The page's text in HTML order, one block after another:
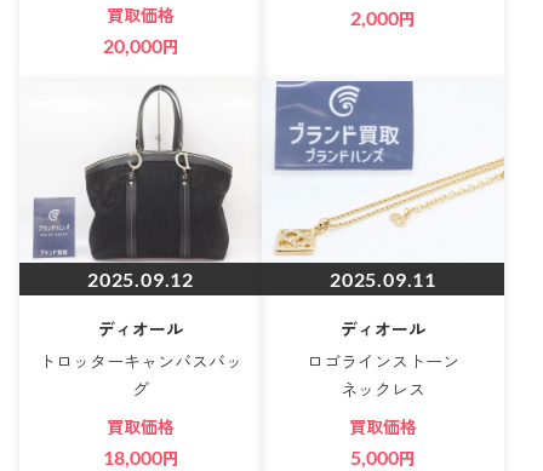
買取価格
20,000円
2,000円
2025.09.12
ディオール
トロッターキャンバスバッ
グ
買取価格
18,000円
2025.09.11
ディオール
ロゴラインストーン
ネックレス
買取価格
5,000円